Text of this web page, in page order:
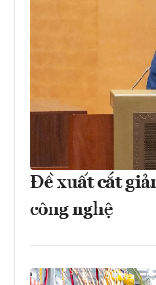
Đề xuất cắt
công nghệ